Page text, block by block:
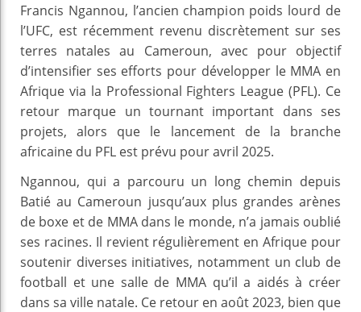
Francis Ngannou, l’ancien champion poids lourd de
l’UFC, est récemment revenu discrètement sur ses
terres natales au Cameroun, avec pour objectif
d’intensifier ses efforts pour développer le MMA en
Afrique via la Professional Fighters League (PFL). Ce
retour marque un tournant important dans ses
projets, alors que le lancement de la branche
africaine du PFL est prévu pour avril 2025.
Ngannou, qui a parcouru un long chemin depuis
Batié au Cameroun jusqu’aux plus grandes arènes
de boxe et de MMA dans le monde, n’a jamais oublié
ses racines. Il revient régulièrement en Afrique pour
soutenir diverses initiatives, notamment un club de
football et une salle de MMA qu’il a aidés à créer
dans sa ville natale. Ce retour en août 2023, bien que